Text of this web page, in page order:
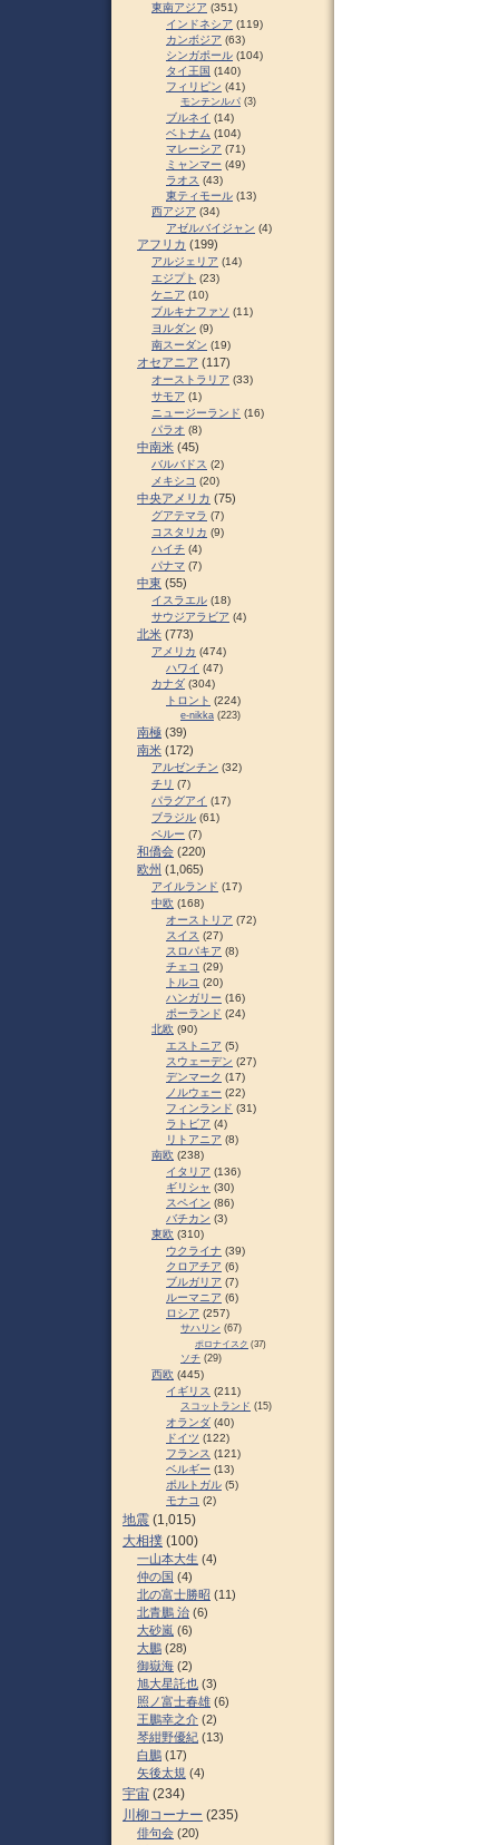
東南アジア (351)
インドネシア (119)
カンボジア (63)
シンガポール (104)
タイ王国 (140)
フィリピン (41)
モンテンルパ (3)
ブルネイ (14)
ベトナム (104)
マレーシア (71)
ミャンマー (49)
ラオス (43)
東ティモール (13)
西アジア (34)
アゼルバイジャン (4)
アフリカ (199)
アルジェリア (14)
エジプト (23)
ケニア (10)
ブルキナファソ (11)
ヨルダン (9)
南スーダン (19)
オセアニア (117)
オーストラリア (33)
サモア (1)
ニュージーランド (16)
パラオ (8)
中南米 (45)
バルバドス (2)
メキシコ (20)
中央アメリカ (75)
グアテマラ (7)
コスタリカ (9)
ハイチ (4)
パナマ (7)
中東 (55)
イスラエル (18)
サウジアラビア (4)
北米 (773)
アメリカ (474)
ハワイ (47)
カナダ (304)
トロント (224)
e-nikka (223)
南極 (39)
南米 (172)
アルゼンチン (32)
チリ (7)
パラグアイ (17)
ブラジル (61)
ペルー (7)
和僑会 (220)
欧州 (1,065)
アイルランド (17)
中欧 (168)
オーストリア (72)
スイス (27)
スロパキア (8)
チェコ (29)
トルコ (20)
ハンガリー (16)
ポーランド (24)
北欧 (90)
エストニア (5)
スウェーデン (27)
デンマーク (17)
ノルウェー (22)
フィンランド (31)
ラトビア (4)
リトアニア (8)
南欧 (238)
イタリア (136)
ギリシャ (30)
スペイン (86)
バチカン (3)
東欧 (310)
ウクライナ (39)
クロアチア (6)
ブルガリア (7)
ルーマニア (6)
ロシア (257)
サハリン (67)
ポロナイスク (37)
ソチ (29)
西欧 (445)
イギリス (211)
スコットランド (15)
オランダ (40)
ドイツ (122)
フランス (121)
ベルギー (13)
ポルトガル (5)
モナコ (2)
地震 (1,015)
大相撲 (100)
一山本大生 (4)
仲の国 (4)
北の富士勝昭 (11)
北青鵬 治 (6)
大砂嵐 (6)
大鵬 (28)
御嶽海 (2)
旭大星託也 (3)
照ノ富士春雄 (6)
王鵬幸之介 (2)
琴紺野優紀 (13)
白鵬 (17)
矢後太規 (4)
宇宙 (234)
川柳コーナー (235)
俳句会 (20)